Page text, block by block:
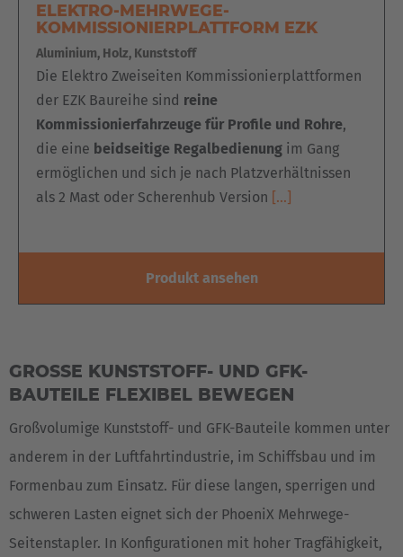
ELEKTRO-MEHRWEGE-
KOMMISSIONIERPLATTFORM EZK
Aluminium, Holz, Kunststoff
Die Elektro Zweiseiten Kommissionierplattformen
der EZK Baureihe sind reine
Kommissionierfahrzeuge für Profile und Rohre,
die eine beidseitige Regalbedienung im Gang
ermöglichen und sich je nach Platzverhältnissen
als 2 Mast oder Scherenhub Version […]
Produkt ansehen
GROSSE KUNSTSTOFF- UND GFK-B
AUTEILE FLEXIBEL BEWEGEN
Großvolumige Kunststoff- und GFK-Bauteile kommen unter
anderem in der Luftfahrtindustrie, im Schiffsbau und im
Formenbau zum Einsatz. Für diese langen, sperrigen und
schweren Lasten eignet sich der PhoeniX Mehrwege-
Seitenstapler. In Konfigurationen mit hoher Tragfähigkeit,